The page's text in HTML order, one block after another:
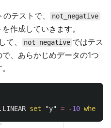
テストで、 not_negative
作成していきます。
て、 not_negative ではテス
、あらかじめデータの1つ
. LINEAR set "y" = -10 where